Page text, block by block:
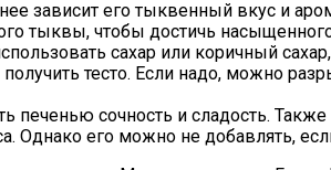
зависит его тыквенный вкус и
тыквы, чтобы достичь
сахар или коричный
тесто. Если надо, можно
сочность и сладость.
Однако его можно не добавлять,